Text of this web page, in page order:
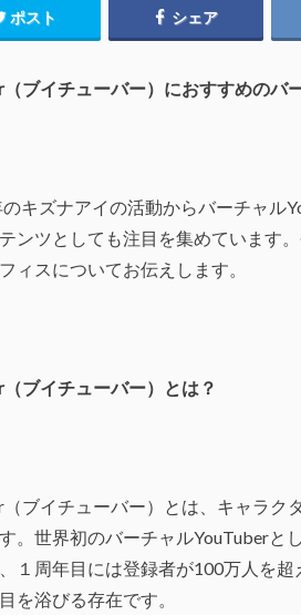
ポスト シェア
（ブイチューバー）におすすめのバ
キズナアイの活動からバーチャル
ンツとしても注目を集めています
ィスについてお伝えします。
（ブイチューバー）とは？
ブイチューバー）とは、キャラク
。世界初のバーチャルYouTuberと
１周年目には登録者が100万人を
を浴びる存在です。